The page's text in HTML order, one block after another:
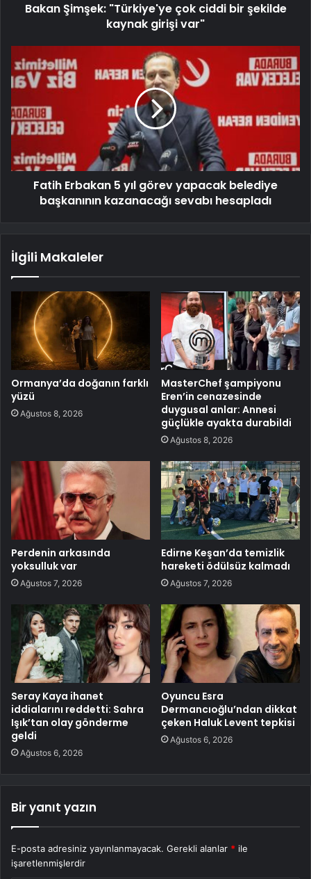
Bakan Şimşek: "Türkiye'ye çok ciddi bir şekilde
kaynak girişi var"
Fatih Erbakan 5 yıl görev yapacak belediye
başkanının kazanacağı sevabı hesapladı
İlgili Makaleler
Ormanya’da doğanın farklı
yüzü
Ağustos 8, 2026
MasterChef şampiyonu
Eren’in cenazesinde
duygusal anlar: Annesi
güçlükle ayakta durabildi
Ağustos 8, 2026
Perdenin arkasında
yoksulluk var
Ağustos 7, 2026
Edirne Keşan’da temizlik
hareketi ödülsüz kalmadı
Ağustos 7, 2026
Seray Kaya ihanet
iddialarını reddetti: Sahra
Işık’tan olay gönderme
geldi
Ağustos 6, 2026
Oyuncu Esra
Dermancıoğlu’ndan dikkat
çeken Haluk Levent tepkisi
Ağustos 6, 2026
Bir yanıt yazın
E-posta adresiniz yayınlanmayacak. Gerekli alanlar * ile
işaretlenmişlerdir